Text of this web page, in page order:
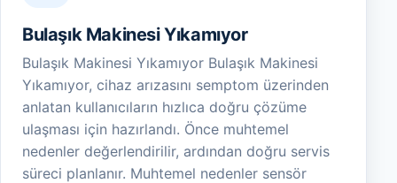
Bulaşık Makinesi Yıkamıyor
Bulaşık Makinesi Yıkamıyor Bulaşık Makinesi
Yıkamıyor, cihaz arızasını semptom üzerinden
anlatan kullanıcıların hızlıca doğru çözüme
ulaşması için hazırlandı. Önce muhtemel
nedenler değerlendirilir, ardından doğru servis
süreci planlanır. Muhtemel nedenler sensör